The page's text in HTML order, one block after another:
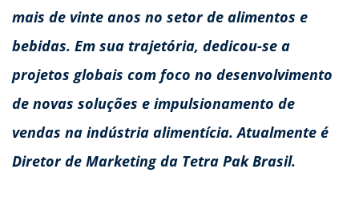
mais de vinte anos no setor de alimentos e
bebidas. Em sua trajetória, dedicou-se a
projetos globais com foco no desenvolvimento
de novas soluções e impulsionamento de
vendas na indústria alimentícia. Atualmente é
Diretor de Marketing da Tetra Pak Brasil.